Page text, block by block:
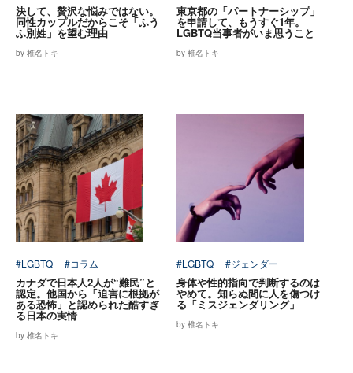
決して、贅沢な悩みではない。
同性カップルだからこそ「ふう
ふ別姓」を望む理由
by 椎名トキ
東京都の「パートナーシップ」
を申請して、もうすぐ1年。
LGBTQ当事者がいま思うこと
by 椎名トキ
#LGBTQ #コラム
カナダで日本人2人が“難民”と
認定。他国から「迫害に根拠が
ある恐怖」と認められた酷すぎ
る日本の実情
by 椎名トキ
#LGBTQ #ジェンダー
身体や性的指向で判断するのは
やめて。知らぬ間に人を傷つけ
る「ミスジェンダリング」
by 椎名トキ